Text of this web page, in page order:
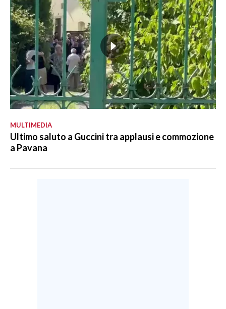
MULTIMEDIA
Ultimo saluto a Guccini tra applausi e commozione
a Pavana